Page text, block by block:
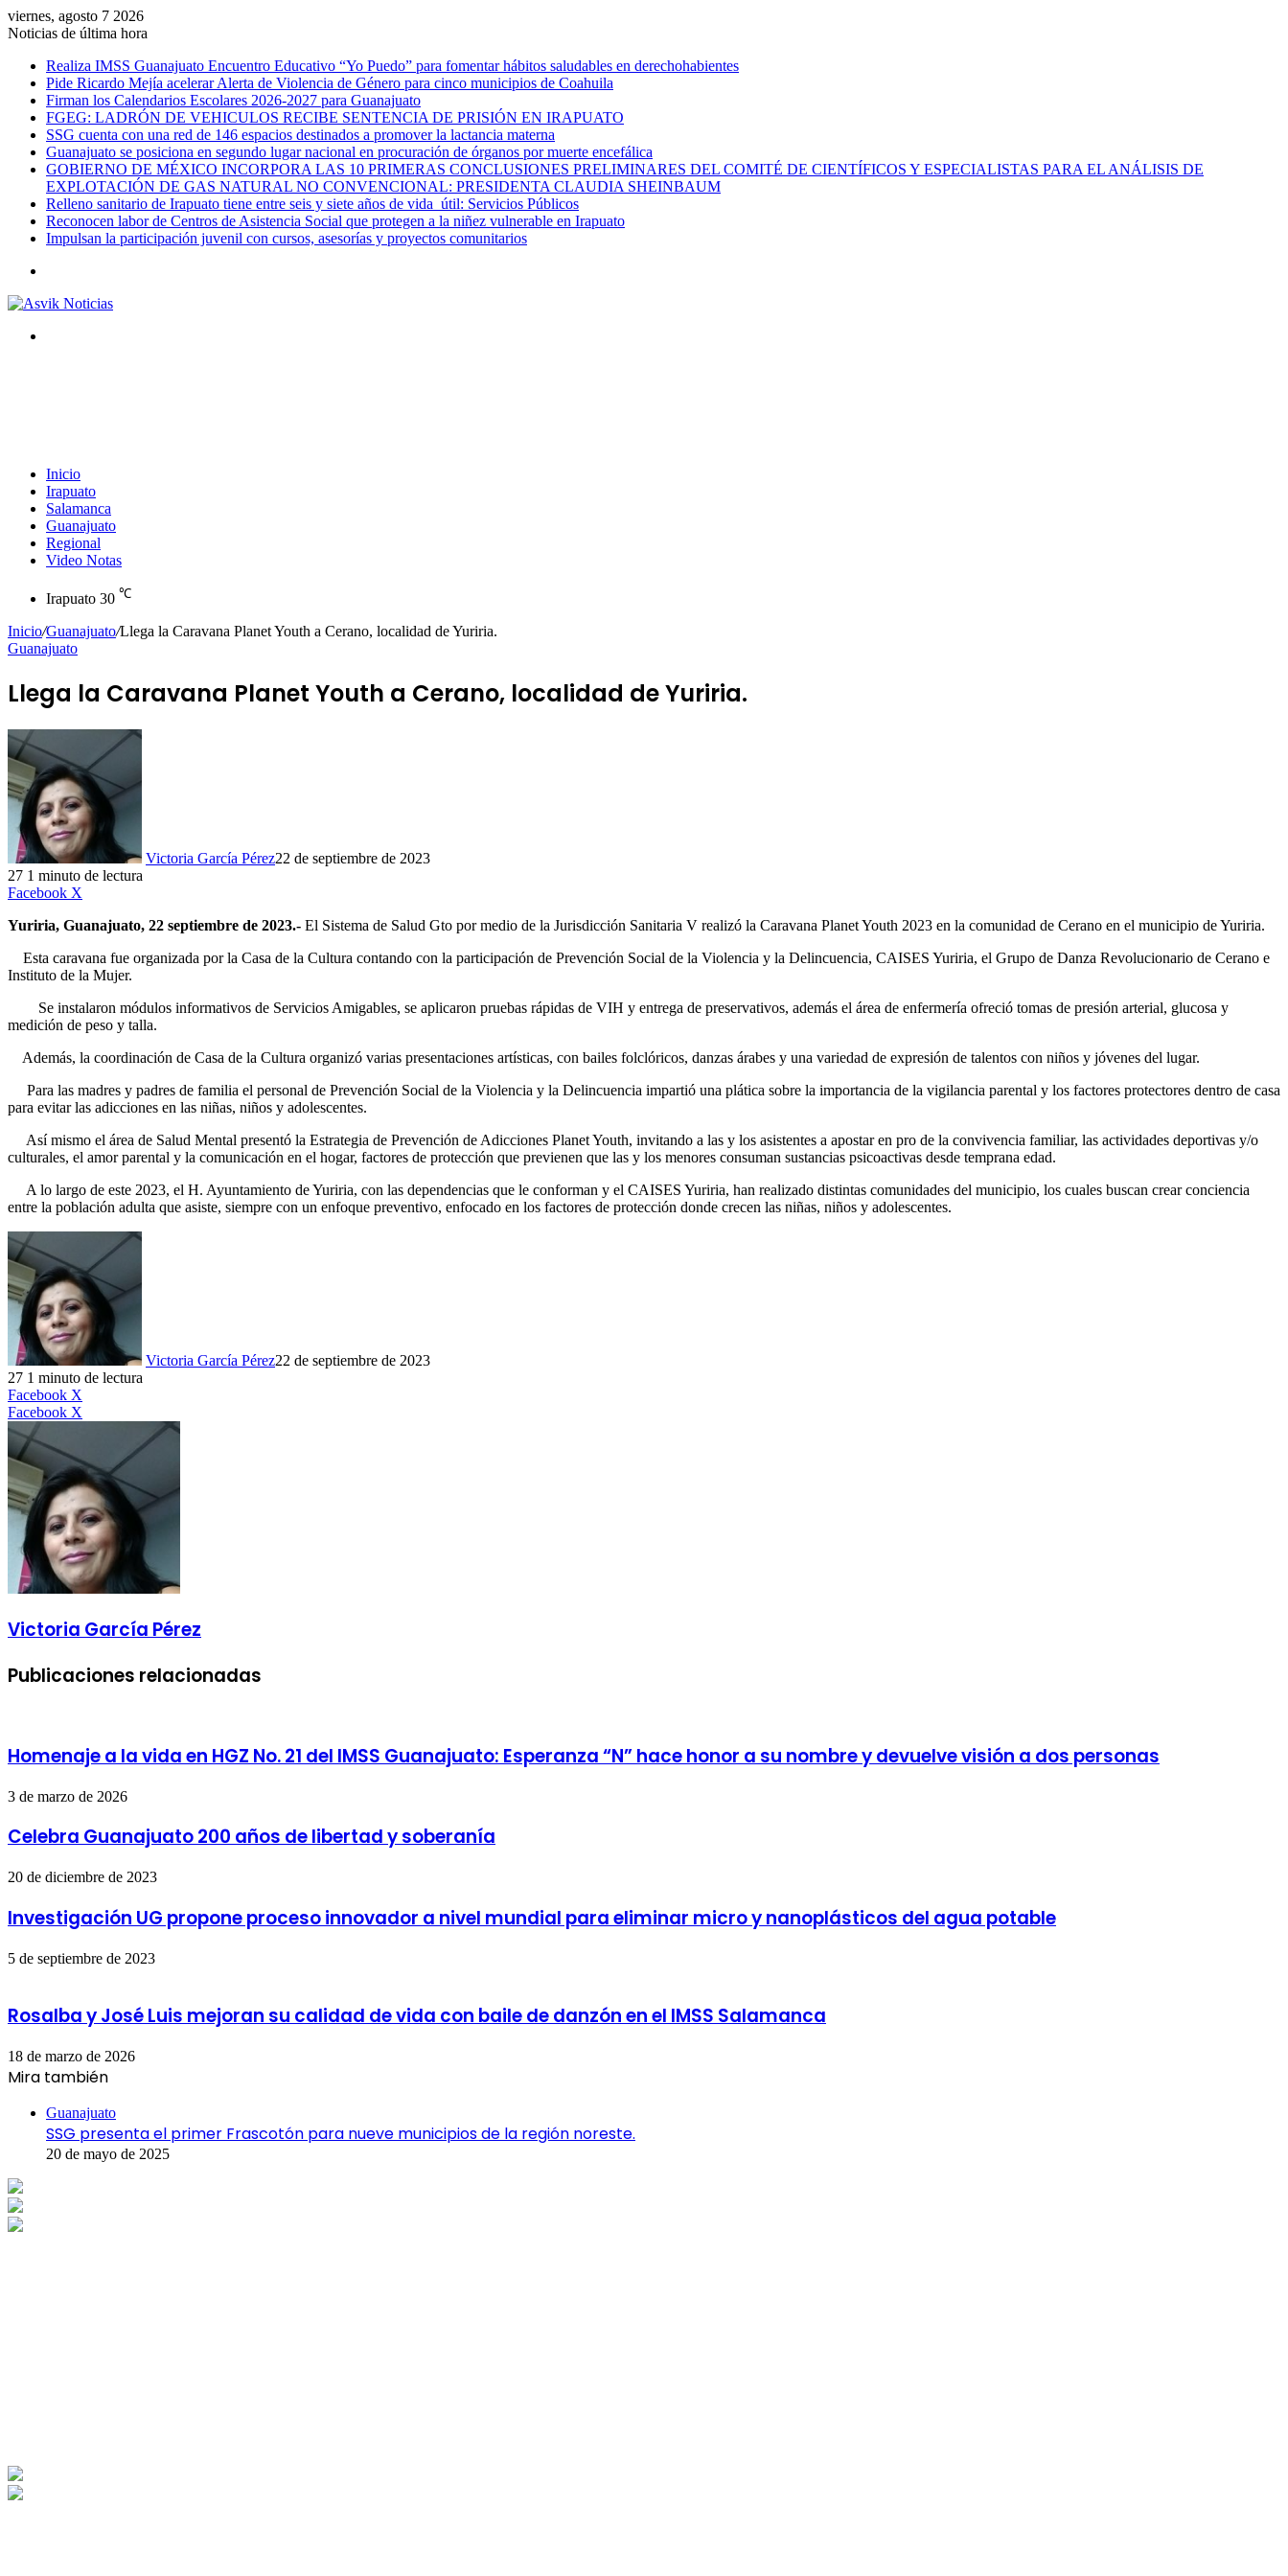
viernes, agosto 7 2026
Noticias de última hora
Realiza IMSS Guanajuato Encuentro Educativo “Yo Puedo” para fomentar hábitos saludables en derechohabientes
Pide Ricardo Mejía acelerar Alerta de Violencia de Género para cinco municipios de Coahuila
Firman los Calendarios Escolares 2026-2027 para Guanajuato
FGEG: LADRÓN DE VEHICULOS RECIBE SENTENCIA DE PRISIÓN EN IRAPUATO
SSG cuenta con una red de 146 espacios destinados a promover la lactancia materna
Guanajuato se posiciona en segundo lugar nacional en procuración de órganos por muerte encefálica
GOBIERNO DE MÉXICO INCORPORA LAS 10 PRIMERAS CONCLUSIONES PRELIMINARES DEL COMITÉ DE CIENTÍFICOS Y ESPECIALISTAS PARA EL ANÁLISIS DE
EXPLOTACIÓN DE GAS NATURAL NO CONVENCIONAL: PRESIDENTA CLAUDIA SHEINBAUM
Relleno sanitario de Irapuato tiene entre seis y siete años de vida útil: Servicios Públicos
Reconocen labor de Centros de Asistencia Social que protegen a la niñez vulnerable en Irapuato
Impulsan la participación juvenil con cursos, asesorías y proyectos comunitarios
Inicio
Irapuato
Salamanca
Guanajuato
Regional
Video Notas
Irapuato 30 ℃
Inicio/Guanajuato/Llega la Caravana Planet Youth a Cerano, localidad de Yuriria.
Guanajuato
Llega la Caravana Planet Youth a Cerano, localidad de Yuriria.
Victoria García Pérez22 de septiembre de 2023
27 1 minuto de lectura
Facebook X
Yuriria, Guanajuato, 22 septiembre de 2023.- El Sistema de Salud Gto por medio de la Jurisdicción Sanitaria V realizó la Caravana Planet Youth 2023 en la comunidad de Cerano en el municipio de Yuriria.
Esta caravana fue organizada por la Casa de la Cultura contando con la participación de Prevención Social de la Violencia y la Delincuencia, CAISES Yuriria, el Grupo de Danza Revolucionario de Cerano e
Instituto de la Mujer.
Se instalaron módulos informativos de Servicios Amigables, se aplicaron pruebas rápidas de VIH y entrega de preservativos, además el área de enfermería ofreció tomas de presión arterial, glucosa y
medición de peso y talla.
Además, la coordinación de Casa de la Cultura organizó varias presentaciones artísticas, con bailes folclóricos, danzas árabes y una variedad de expresión de talentos con niños y jóvenes del lugar.
Para las madres y padres de familia el personal de Prevención Social de la Violencia y la Delincuencia impartió una plática sobre la importancia de la vigilancia parental y los factores protectores dentro de casa
para evitar las adicciones en las niñas, niños y adolescentes.
Así mismo el área de Salud Mental presentó la Estrategia de Prevención de Adicciones Planet Youth, invitando a las y los asistentes a apostar en pro de la convivencia familiar, las actividades deportivas y/o
culturales, el amor parental y la comunicación en el hogar, factores de protección que previenen que las y los menores consuman sustancias psicoactivas desde temprana edad.
A lo largo de este 2023, el H. Ayuntamiento de Yuriria, con las dependencias que le conforman y el CAISES Yuriria, han realizado distintas comunidades del municipio, los cuales buscan crear conciencia
entre la población adulta que asiste, siempre con un enfoque preventivo, enfocado en los factores de protección donde crecen las niñas, niños y adolescentes.
Victoria García Pérez22 de septiembre de 2023
27 1 minuto de lectura
Facebook X
Facebook X
electrónico
Victoria García Pérez
Publicaciones relacionadas
Homenaje a la vida en HGZ No. 21 del IMSS Guanajuato: Esperanza “N” hace honor a su nombre y devuelve visión a dos personas
3 de marzo de 2026
Celebra Guanajuato 200 años de libertad y soberanía
20 de diciembre de 2023
Investigación UG propone proceso innovador a nivel mundial para eliminar micro y nanoplásticos del agua potable
5 de septiembre de 2023
Rosalba y José Luis mejoran su calidad de vida con baile de danzón en el IMSS Salamanca
18 de marzo de 2026
Mira también
Guanajuato
SSG presenta el primer Frascotón para nueve municipios de la región noreste.
20 de mayo de 2025